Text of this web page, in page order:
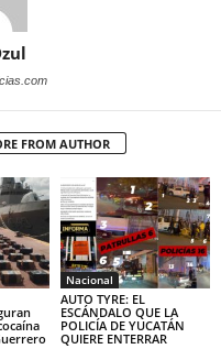
FROM AUTHOR
Nacional
AUTO TYRE: EL
ESCÁNDALO QUE LA
POLICÍA DE YUCATÁN
QUIERE ENTERRAR